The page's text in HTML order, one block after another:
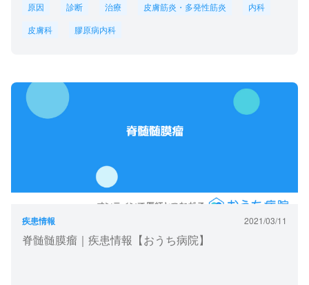
原因 診断 治療 皮膚筋炎・多発性筋炎
内科
皮膚科
膠原病内科
疾患情報 2021/03/11
脊髄髄膜瘤｜疾患情報【おうち病院】